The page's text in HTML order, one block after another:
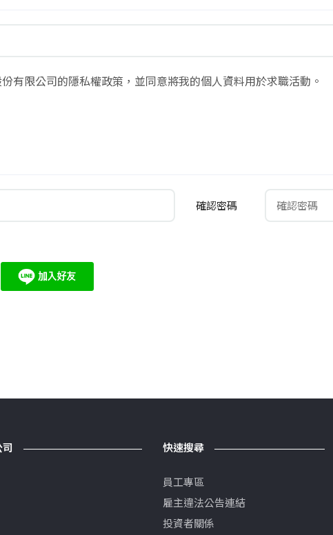
有限公司的隱私權政策，並同意將我的個人資料用於求職活動。
確認密碼
快速搜尋
員工專區
雇主違法公告連結
投資者關係